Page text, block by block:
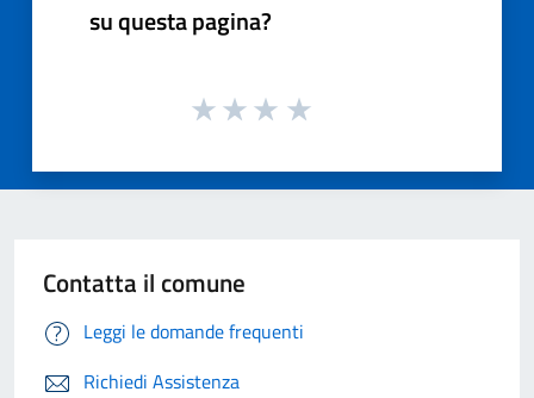
su questa pagina?
Contatta il comune
Leggi le domande frequenti
Richiedi Assistenza